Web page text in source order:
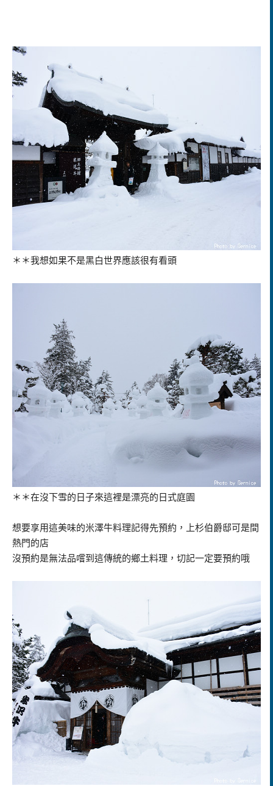
＊＊我想如果不是黑白世界應該很有看頭
＊＊在沒下雪的日子來這裡是漂亮的日式庭園
想要享用這美味的米澤牛料理記得先預約，上杉伯爵邸可是間
熱門的店
沒預約是無法品嚐到這傳統的鄉土料理，切記一定要預約哦